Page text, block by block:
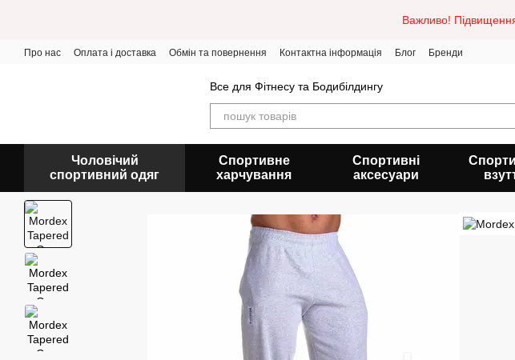
Важливо!
Про нас Оплата і доставка Обмін та повернення Контактна інформація Блог Бренди
Все для Фітнесу та Бодибілдингу
Чоловічий
спортивний одяг
Спортивне
харчування
Спортивні
аксесуари